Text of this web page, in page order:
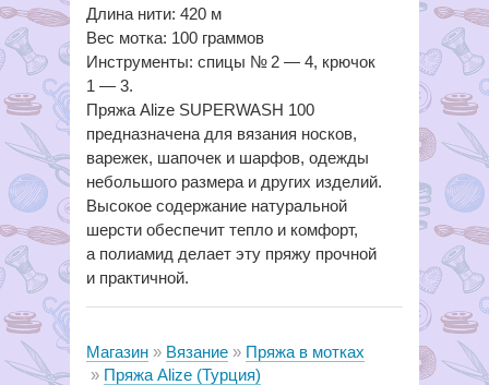
Длина нити: 420 м
Вес мотка: 100 граммов
Инструменты: спицы № 2 — 4, крючок
1 — 3.
Пряжа Alize SUPERWASH 100
предназначена для вязания носков,
варежек, шапочек и шарфов, одежды
небольшого размера и других изделий.
Высокое содержание натуральной
шерсти обеспечит тепло и комфорт,
а полиамид делает эту пряжу прочной
и практичной.
Магазин Вязание
Пряжа в мотках
Пряжа Alize (Турция)